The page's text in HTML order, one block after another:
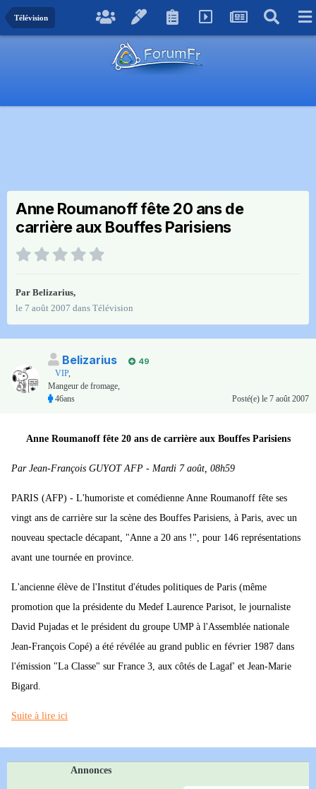
Télévision
Anne Roumanoff fête 20 ans de
carrière aux Bouffes Parisiens
Par Belizarius,
le 7 août 2007 dans Télévision
Belizarius
49
VIP,
Mangeur de fromage,
46ans
Posté(e) le 7 août 2007
Anne Roumanoff fête 20 ans de carrière aux Bouffes Parisiens
Par Jean-François GUYOT AFP - Mardi 7 août, 08h59
PARIS (AFP) - L'humoriste et comédienne Anne Roumanoff fête ses
vingt ans de carrière sur la scène des Bouffes Parisiens, à Paris, avec un
nouveau spectacle décapant, "Anne a 20 ans !", pour 146 représentations
avant une tournée en province.
L'ancienne élève de l'Institut d'études politiques de Paris (même
promotion que la présidente du Medef Laurence Parisot, le journaliste
David Pujadas et le président du groupe UMP à l'Assemblée nationale
Jean-François Copé) a été révélée au grand public en février 1987 dans
l'émission "La Classe" sur France 3, aux côtés de Lagaf' et Jean-Marie
Bigard.
Suite à lire ici
Annonces